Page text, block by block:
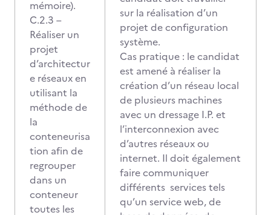
mémoire).
C.2.3 –
Réaliser un
projet
d’architectur
e réseaux en
utilisant la
méthode de
la
conteneurisa
tion afin de
regrouper
dans un
conteneur
toutes les
sur la réalisation d’un
projet de configuration
système.
Cas pratique : le candidat
est amené à réaliser la
création d’un réseau local
de plusieurs machines
avec un dressage I.P. et
l’interconnexion avec
d’autres réseaux ou
internet. Il doit également
faire communiquer
différents services tels
qu’un service web, de